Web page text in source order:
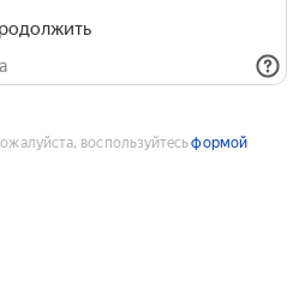
воспользуйтесьформой